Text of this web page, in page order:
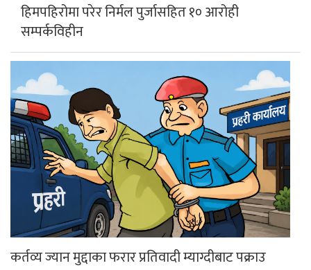
हिमपहिरोमा परेर निर्मल पुर्जासहित १० आरोही
सम्पर्कविहीन
कर्तव्य ज्यान मुद्दाका फरार प्रतिवादी म्याग्दीबाट पक्राउ